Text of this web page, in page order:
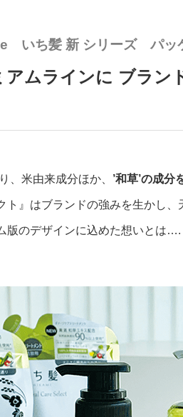
いち髪 新 シリーズ パッ
アムラインに ブラン
、米由来成分ほか、 ’和草’の成
ト』はブランドの強みを生かし
版のデザインに込めた想いとは….